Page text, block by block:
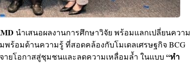
นำเสนอผลงานการศึกษาวิจัย พร้อมแลกเปลี่ยนความ
ร้อมด้านความรู้ ที่สอดคล้องกับโมเดลเศรษฐกิจ BCG
ายโอกาสสู่ชุมชนและลดความเหลื่อมล้ำ ในแบบ “ทำ